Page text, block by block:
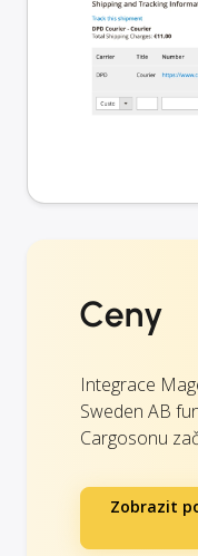
Ceny
Integrace
Sweden AB
Cargosonu
Zobrazit